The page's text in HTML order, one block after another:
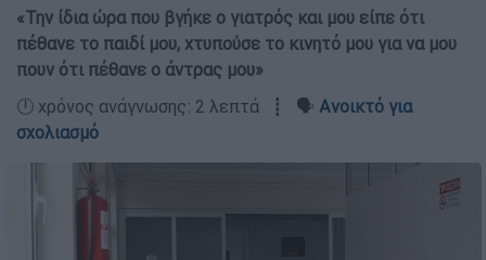
«Την ίδια ώρα που βγήκε ο γιατρός και μου είπε ότι
πέθανε το παιδί μου, χτυπούσε το κινητό μου για να μου
πουν ότι πέθανε ο άντρας μου»
🕛 χρόνος ανάγνωσης: 2 λεπτά ┋ 🗣️ Ανοικτό για
σχολιασμό